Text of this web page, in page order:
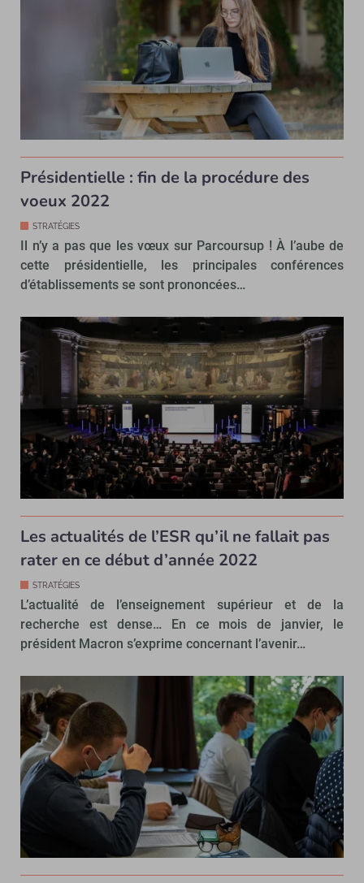
Présidentielle : fin de la procédure des
voeux 2022
STRATÉGIES
Il n’y a pas que les vœux sur Parcoursup ! À l’aube de
cette présidentielle, les principales conférences
d’établissements se sont prononcées…
Les actualités de l’ESR qu’il ne fallait pas
rater en ce début d’année 2022
STRATÉGIES
L’actualité de l’enseignement supérieur et de la
recherche est dense… En ce mois de janvier, le
président Macron s’exprime concernant l’avenir…